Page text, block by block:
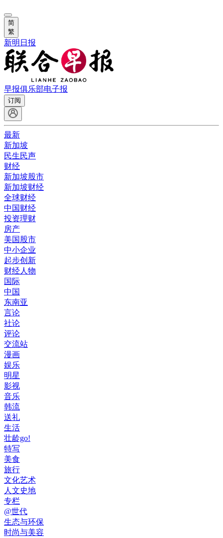
简
繁
新明日报
早报俱乐部电子报
订阅
最新
新加坡
民生民声
财经
新加坡股市
新加坡财经
全球财经
中国财经
投资理财
房产
美国股市
中小企业
起步创新
财经人物
国际
中国
东南亚
言论
社论
评论
交流站
漫画
娱乐
明星
影视
音乐
韩流
送礼
生活
壮龄go!
特写
美食
旅行
文化艺术
人文史地
专栏
@世代
生态与环保
时尚与美容